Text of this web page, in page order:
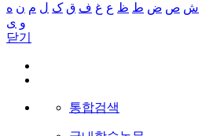
ش ص ض ط ظ ع غ ف ق ک ل م ن ه
و ی
닫기
통합검색